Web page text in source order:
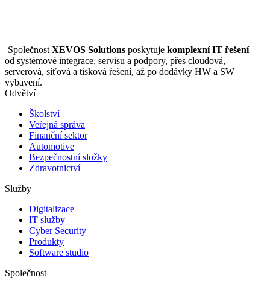
Společnost XEVOS Solutions poskytuje komplexní IT řešení–
od systémové integrace, servisu a podpory, přes cloudová,
serverová, síťová a tisková řešení, až po dodávky HW a SW
vybavení.
Odvětví
Školství
Veřejná správa
Finanční sektor
Automotive
Bezpečnostní složky
Zdravotnictví
Služby
Digitalizace
IT služby
Cyber Security
Produkty
Software studio
Společnost